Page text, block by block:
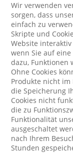
Wir verwenden
sorgen, dass
einfach zu
Skripte und
Website
wenn Sie auf
dazu, Funktionen
Ohne Cookies
Produkte nicht im
die Speicherung
Cookies nicht
die zu
Funktionalität
ausgeschaltet
nach Ihrem
Stunden